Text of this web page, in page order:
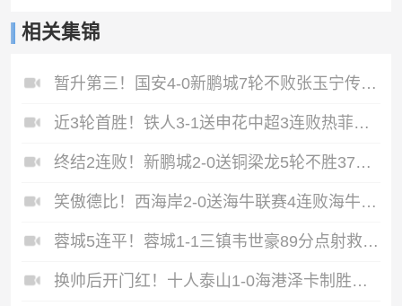
相关集锦
暂升第三！国安4-0新鹏城7轮不败张玉宁传射达万双响法比奥破门
近3轮首胜！铁人3-1送申花中超3连败热菲尼奥双响邦本宜裕传射
终结2连败！新鹏城2-0送铜梁龙5轮不胜37岁姜至鹏破门韦斯利建功
笑傲德比！西海岸2-0送海牛联赛4连败海牛仍垫底西海岸升至第二
蓉城5连平！蓉城1-1三镇韦世豪89分点射救主费利佩造点李昂破门
换帅后开门红！十人泰山1-0海港泽卡制胜于金永扑点海港三球被吹